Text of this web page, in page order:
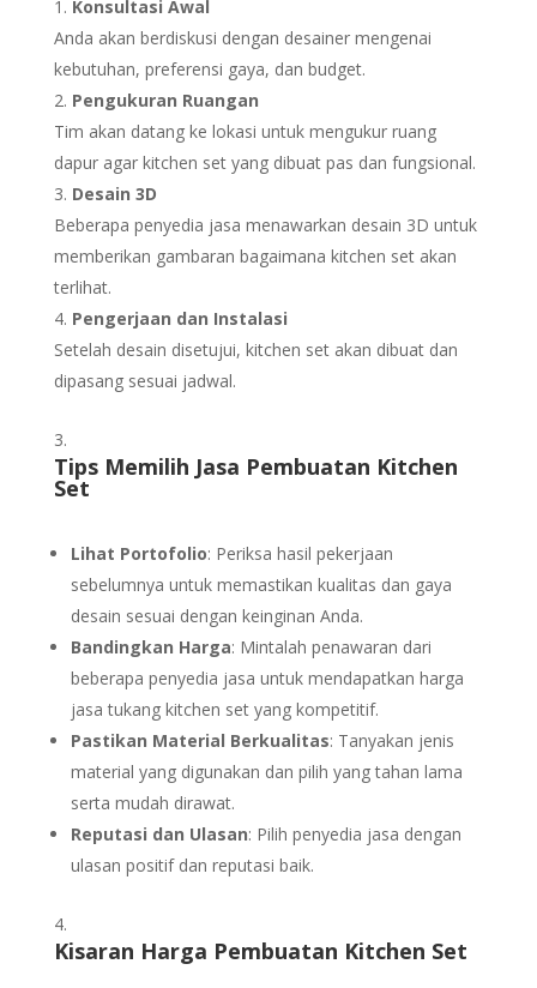
Konsultasi Awal
Anda akan berdiskusi dengan desainer mengenai
kebutuhan, preferensi gaya, dan budget.
Pengukuran Ruangan
Tim akan datang ke lokasi untuk mengukur ruang
dapur agar kitchen set yang dibuat pas dan fungsional.
Desain 3D
Beberapa penyedia jasa menawarkan desain 3D untuk
memberikan gambaran bagaimana kitchen set akan
terlihat.
Pengerjaan dan Instalasi
Setelah desain disetujui, kitchen set akan dibuat dan
dipasang sesuai jadwal.
Tips Memilih Jasa Pembuatan Kitchen
Set
Lihat Portofolio: Periksa hasil pekerjaan
sebelumnya untuk memastikan kualitas dan gaya
desain sesuai dengan keinginan Anda.
Bandingkan Harga: Mintalah penawaran dari
beberapa penyedia jasa untuk mendapatkan harga
jasa tukang kitchen set yang kompetitif.
Pastikan Material Berkualitas: Tanyakan jenis
material yang digunakan dan pilih yang tahan lama
serta mudah dirawat.
Reputasi dan Ulasan: Pilih penyedia jasa dengan
ulasan positif dan reputasi baik.
Kisaran Harga Pembuatan Kitchen Set